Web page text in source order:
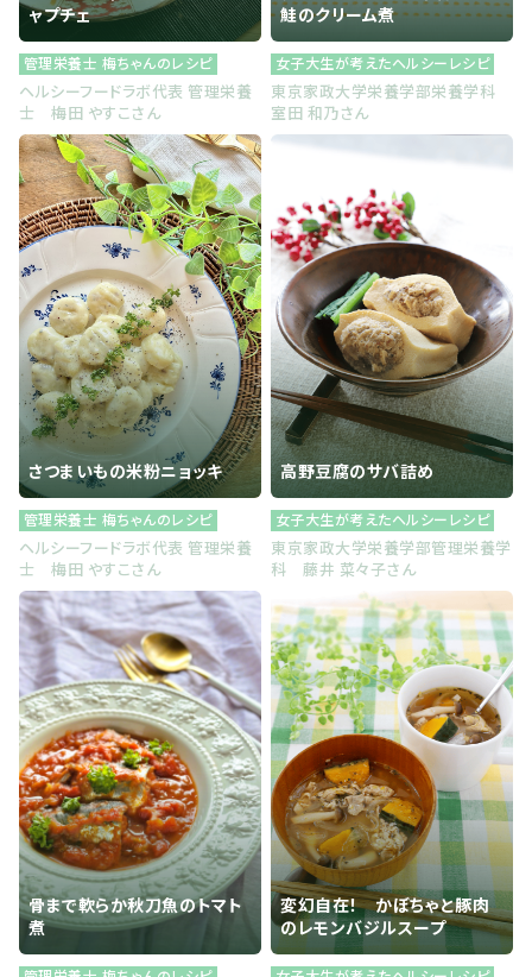
ャプチェ
管理栄養士 梅ちゃんのレシピ
ヘルシーフードラボ代表 管理栄養
士 梅田 やすこさん
鮭のクリーム煮
女子大生が考えたヘルシーレシピ
東京家政大学栄養学部栄養学科
室田 和乃さん
さつまいもの米粉ニョッキ
管理栄養士 梅ちゃんのレシピ
ヘルシーフードラボ代表 管理栄養
士 梅田 やすこさん
高野豆腐のサバ詰め
女子大生が考えたヘルシーレシピ
東京家政大学栄養学部管理栄養学
科 藤井 菜々子さん
骨まで軟らか秋刀魚のトマト
煮
変幻自在！ かぼちゃと豚肉
のレモンバジルスープ